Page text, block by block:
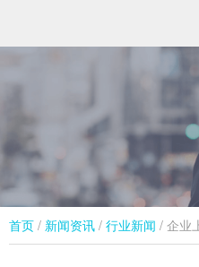
首页 / 新闻资讯 / 行业新闻​ / 企业上